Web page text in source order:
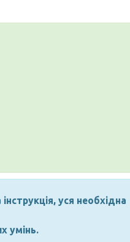
уся необхідна
умінь.